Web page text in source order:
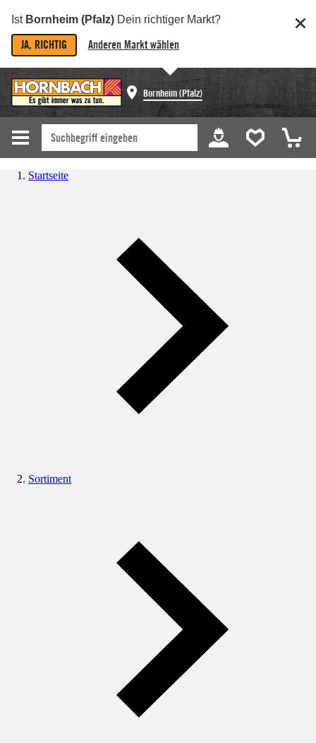
Ist Bornheim (Pfalz) Dein richtiger Markt?
JA, RICHTIG Anderen Markt wählen
Bornheim (Pfalz)
Startseite
Sortiment